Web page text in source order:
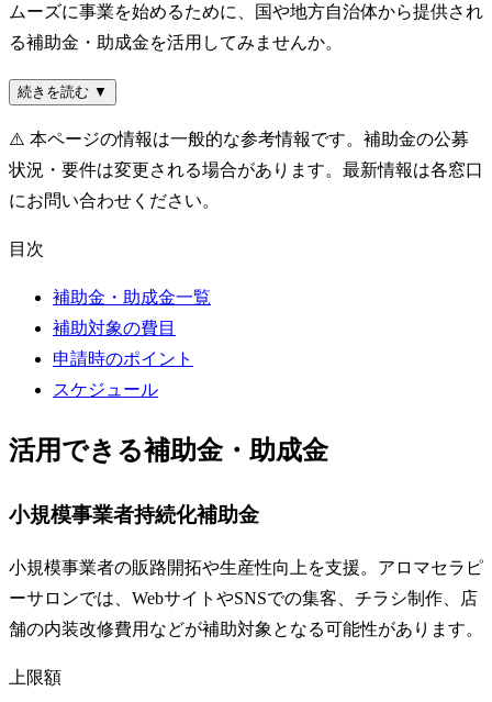
ムーズに事業を始めるために、国や地方自治体から提供され
る補助金・助成金を活用してみませんか。
続きを読む ▼
⚠️ 本ページの情報は一般的な参考情報です。補助金の公募
状況・要件は変更される場合があります。最新情報は各窓口
にお問い合わせください。
目次
補助金・助成金一覧
補助対象の費目
申請時のポイント
スケジュール
活用できる補助金・助成金
小規模事業者持続化補助金
小規模事業者の販路開拓や生産性向上を支援。アロマセラピ
ーサロンでは、WebサイトやSNSでの集客、チラシ制作、店
舗の内装改修費用などが補助対象となる可能性があります。
上限額